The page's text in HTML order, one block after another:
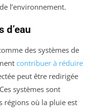
l’environnement.
d’eau
des systèmes de
contribuer à réduire
peut être redirigée
systèmes sont
régions où la pluie est